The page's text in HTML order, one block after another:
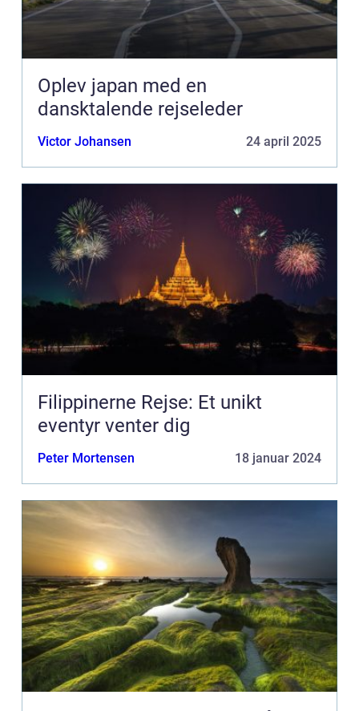
Oplev japan med en
dansktalende rejseleder
Victor Johansen 24 april 2025
Filippinerne Rejse: Et unikt
eventyr venter dig
Peter Mortensen 18 januar 2024